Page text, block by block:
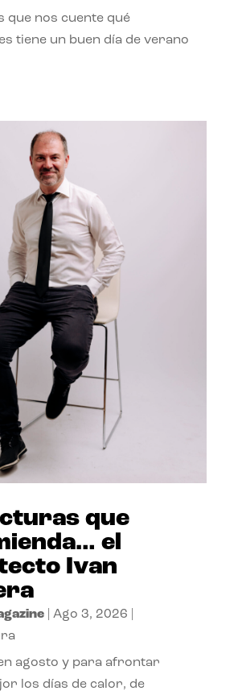
que nos cuente qué
tiene un buen día de verano
que
el
Ivan
| Ago 3, 2026
agosto y para afrontar
los días de calor, de